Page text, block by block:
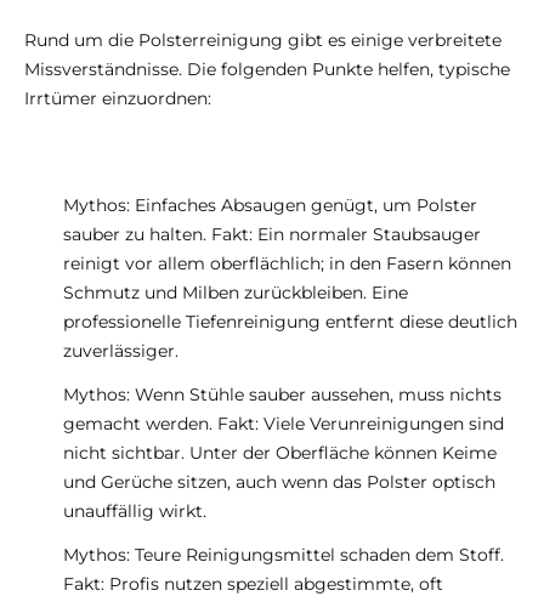
Rund um die Polsterreinigung gibt es einige verbreitete
Missverständnisse. Die folgenden Punkte helfen, typische
Irrtümer einzuordnen:
Mythos: Einfaches Absaugen genügt, um Polster
sauber zu halten. Fakt: Ein normaler Staubsauger
reinigt vor allem oberflächlich; in den Fasern können
Schmutz und Milben zurückbleiben. Eine
professionelle Tiefenreinigung entfernt diese deutlich
zuverlässiger.
Mythos: Wenn Stühle sauber aussehen, muss nichts
gemacht werden. Fakt: Viele Verunreinigungen sind
nicht sichtbar. Unter der Oberfläche können Keime
und Gerüche sitzen, auch wenn das Polster optisch
unauffällig wirkt.
Mythos: Teure Reinigungsmittel schaden dem Stoff.
Fakt: Profis nutzen speziell abgestimmte, oft